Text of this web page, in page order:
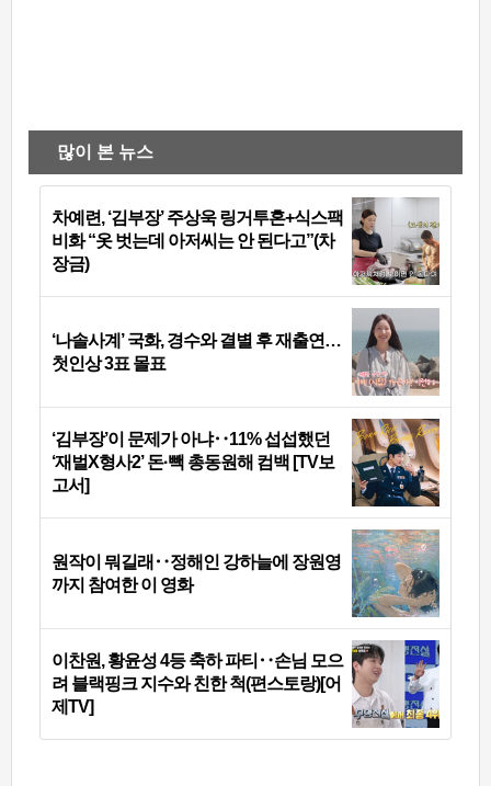
많이 본 뉴스
차예련, ‘김부장’ 주상욱 링거투혼+식스팩
비화 “옷 벗는데 아저씨는 안 된다고”(차
장금)
‘나솔사계’ 국화, 경수와 결별 후 재출연…
첫인상 3표 몰표
‘김부장’이 문제가 아냐‥11% 섭섭했던
‘재벌X형사2’ 돈·빽 총동원해 컴백 [TV보
고서]
원작이 뭐길래‥정해인 강하늘에 장원영
까지 참여한 이 영화
이찬원, 황윤성 4등 축하 파티‥손님 모으
려 블랙핑크 지수와 친한 척(편스토랑)[어
제TV]